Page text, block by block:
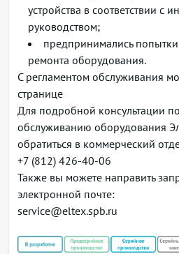
Применение настроек без
Качество обслуживания (QoS)
Назначение DSCP и 802.1р
Распределение пакетов по
основании приоритета
Передача факса
T.38 UDP Real-Time Fax
G.711 (a-law, µ-law) pass-
Сетевые функции
Работа в режиме
(bridge)
Различные протоколы для
провайдера (Static, DHCP,
Поддержка IGMP
устройства в соответствии с
руководством;
предпринимались попытки
ремонта оборудования.
С регламентом обслуживания
странице
Для подробной консультации
обслуживанию оборудования
обратиться в коммерческий
+7 (812) 426-40-06
Также вы можете направить
электронной почте:
service@eltex.spb.ru